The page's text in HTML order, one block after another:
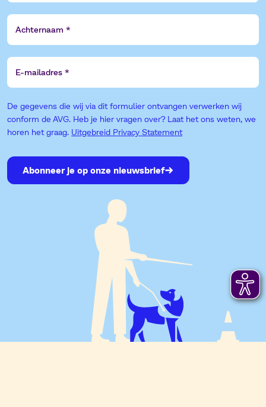
Achternaam
E-
mailadres
De gegevens die wij via dit formulier ontvangen verwerken wij
conform de AVG. Heb je hier vragen over? Laat het ons weten, we
horen het graag. Uitgebreid Privacy Statement
Abonneer je op onze nieuwsbrief